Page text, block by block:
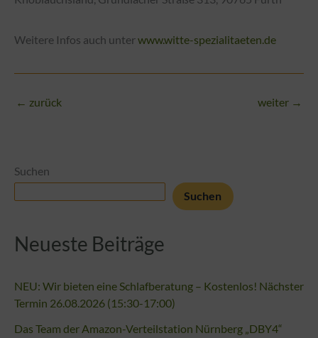
Weitere Infos auch unterwww.witte-spezialitaeten.de
← zurück weiter →
Suchen
Suchen
Neueste Beiträge
NEU: Wir bieten eine Schlafberatung – Kostenlos! Nächster
Termin 26.08.2026 (15:30-17:00)
Das Team der Amazon-Verteilstation Nürnberg „DBY4“